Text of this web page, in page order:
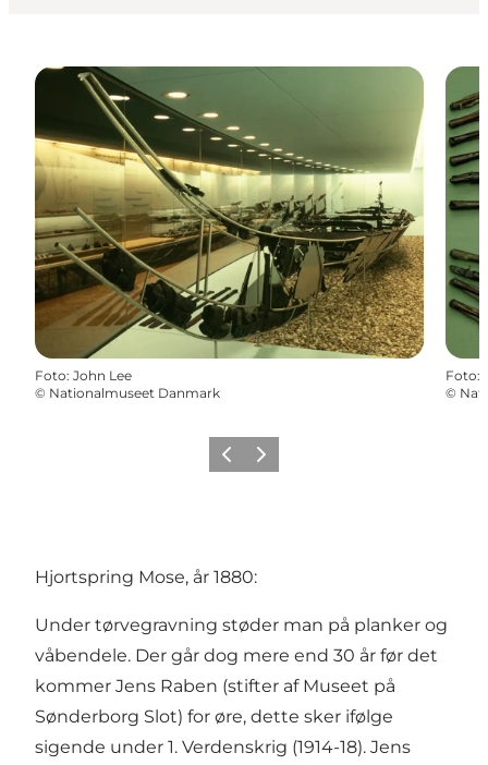
Foto: John Lee
© Nationalmuseet Danmark
Foto:
©
ForrigeNæste
Hjortspring Mose, år 1880:
Under tørvegravning støder man på planker og
våbendele. Der går dog mere end 30 år før det
kommer Jens Raben (stifter af Museet på
Sønderborg Slot) for øre, dette sker ifølge
sigende under 1. Verdenskrig (1914-18). Jens